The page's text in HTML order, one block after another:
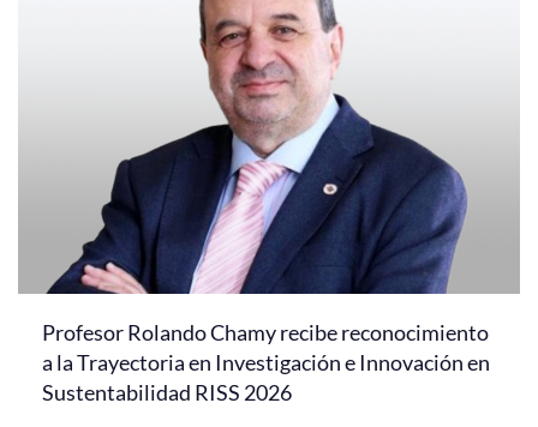
Profesor Rolando Chamy recibe reconocimiento
a la Trayectoria en Investigación e Innovación en
Sustentabilidad RISS 2026